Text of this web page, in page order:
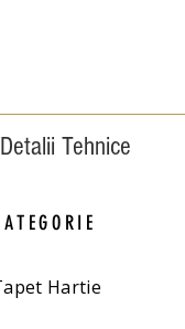
Detalii Tehnice
Hartie